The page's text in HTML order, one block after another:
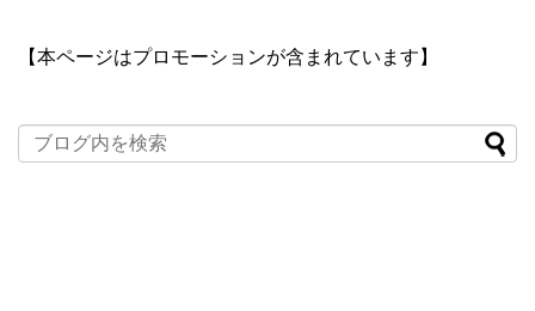
【本ページはプロモーションが含まれています】